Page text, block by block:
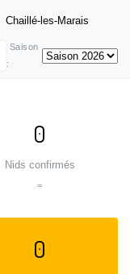
Chaillé-les-Marais
Saison
:
0
Nids confirmés
=
0